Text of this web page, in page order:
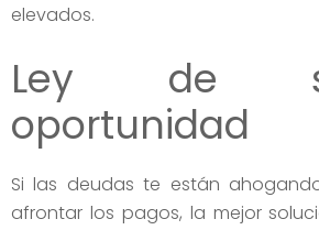
elevados.
Ley de
oportunidad
Si las deudas te están
afrontar los pagos, la mejor